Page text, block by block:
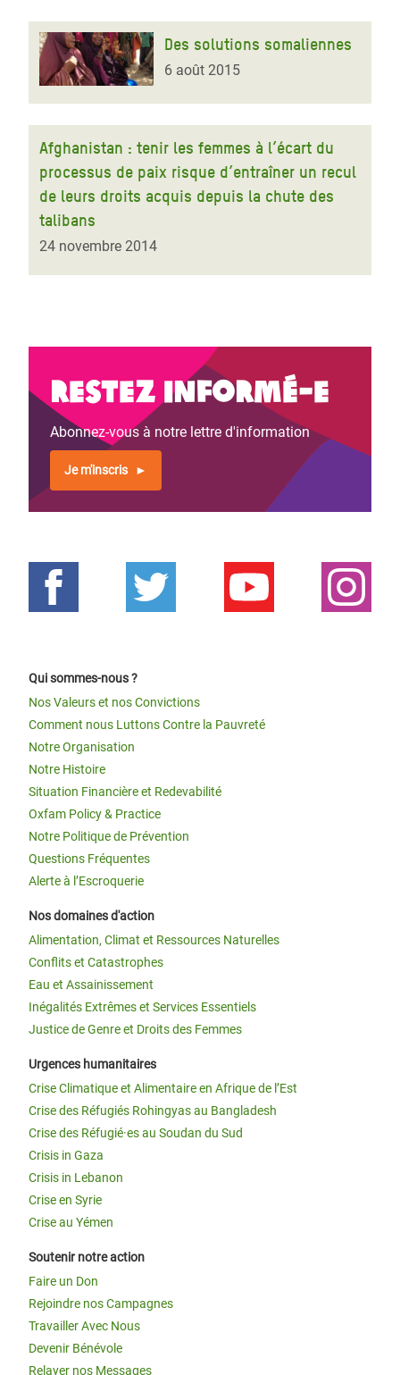
Des solutions somaliennes
6 août 2015
Afghanistan : tenir les femmes à l’écart du
processus de paix risque d’entraîner un recul
de leurs droits acquis depuis la chute des
talibans
24 novembre 2014
Restez informé-e
Abonnez-vous à notre lettre d'information
Je m'inscris
Qui sommes-nous ?
Nos Valeurs et nos Convictions
Comment nous Luttons Contre la Pauvreté
Notre Organisation
Notre Histoire
Situation Financière et Redevabilité
Oxfam Policy & Practice
Notre Politique de Prévention
Questions Fréquentes
Alerte à l’Escroquerie
Nos domaines d'action
Alimentation, Climat et Ressources Naturelles
Conflits et Catastrophes
Eau et Assainissement
Inégalités Extrêmes et Services Essentiels
Justice de Genre et Droits des Femmes
Urgences humanitaires
Crise Climatique et Alimentaire en Afrique de l’Est
Crise des Réfugiés Rohingyas au Bangladesh
Crise des Réfugié·es au Soudan du Sud
Crisis in Gaza
Crisis in Lebanon
Crise en Syrie
Crise au Yémen
Soutenir notre action
Faire un Don
Rejoindre nos Campagnes
Travailler Avec Nous
Devenir Bénévole
Relayer nos Messages